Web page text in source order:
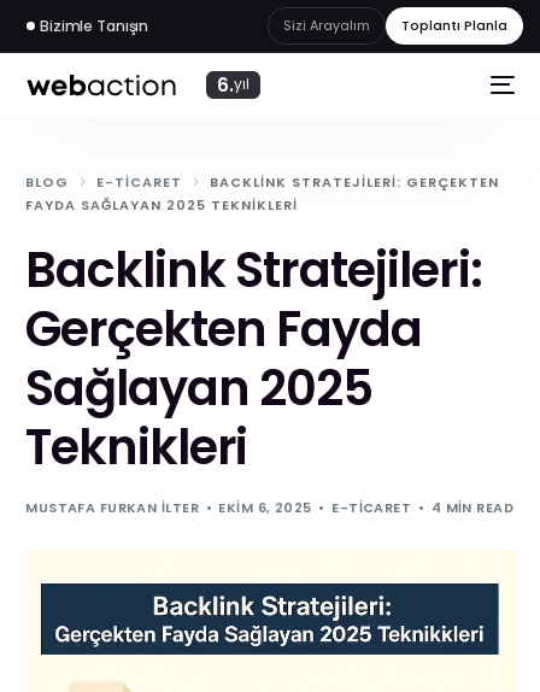
Bizimle Tanışın Sizi Arayalım Toplantı Planla
6.yıl
BLOG E-TICARET
BACKLINK STRATEJILERI: GERÇEKTEN
FAYDA SAĞLAYAN 2025 TEKNIKLERI
Backlink Stratejileri:
Gerçekten Fayda
Sağlayan 2025
Teknikleri
MUSTAFA FURKAN İLTER EKIM 6, 2025 E-TICARET 4 MIN READ
webakademi